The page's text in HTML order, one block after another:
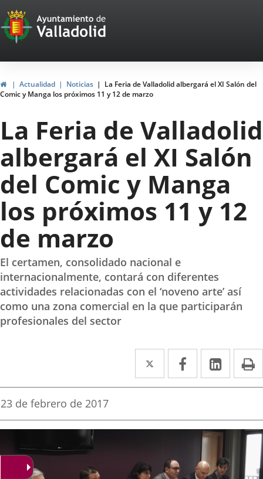
Portal
Web
del
Ayuntamiento
de
Valladolid
InicioActualidad Noticias
La Feria de Valladolid albergará el XI Salón del
Comic y Manga los próximos 11 y 12 de marzo
La Feria de Valladolid
albergará el XI Salón
del Comic y Manga
los próximos 11 y 12
de marzo
El certamen, consolidado nacional e
internacionalmente, contará con diferentes
actividades relacionadas con el ‘noveno arte’ así
como una zona comercial en la que participarán
profesionales del sector
Twitter
Enlace
a
aplicación
externa.
Facebook
Enlace
a
aplicación
externa.
Enlace
a
Fecha
la
23 de febrero de 2017